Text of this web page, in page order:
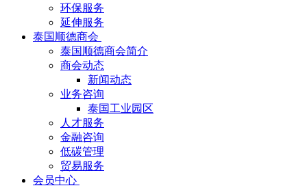
环保服务
延伸服务
泰国顺德商会
泰国顺德商会简介
商会动态
新闻动态
业务咨询
泰国工业园区
人才服务
金融咨询
低碳管理
贸易服务
会员中心